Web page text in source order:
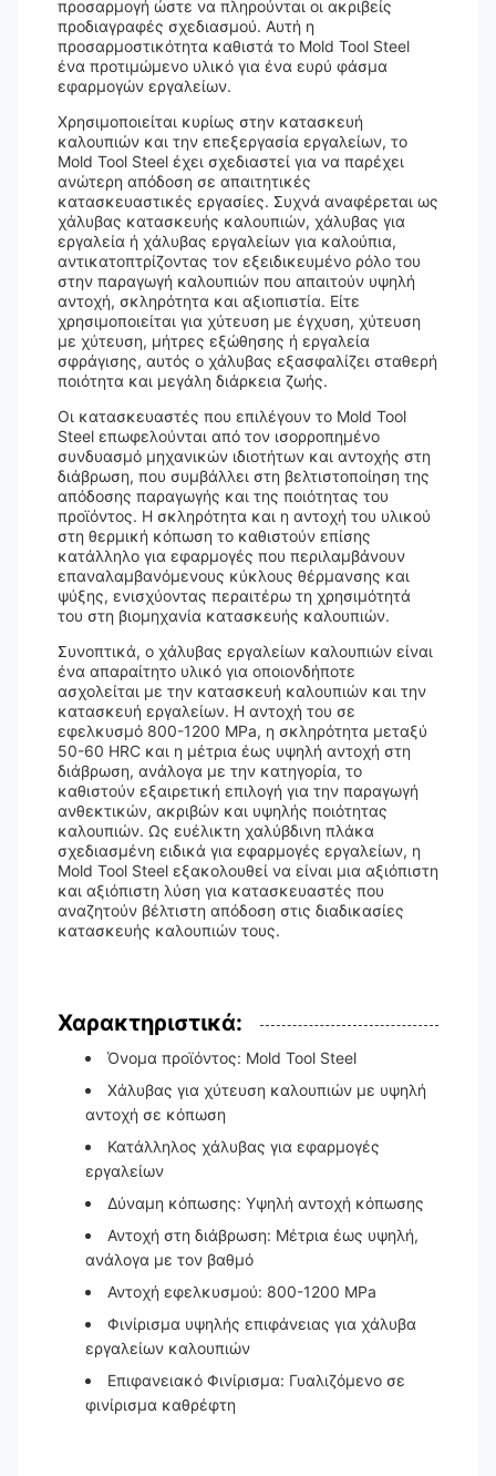
προσαρμογή ώστε να πληρούνται οι ακριβείς
προδιαγραφές σχεδιασμού. Αυτή η
προσαρμοστικότητα καθιστά το Mold Tool Steel
ένα προτιμώμενο υλικό για ένα ευρύ φάσμα
εφαρμογών εργαλείων.
Χρησιμοποιείται κυρίως στην κατασκευή
καλουπιών και την επεξεργασία εργαλείων, το
Mold Tool Steel έχει σχεδιαστεί για να παρέχει
ανώτερη απόδοση σε απαιτητικές
κατασκευαστικές εργασίες. Συχνά αναφέρεται ως
χάλυβας κατασκευής καλουπιών, χάλυβας για
εργαλεία ή χάλυβας εργαλείων για καλούπια,
αντικατοπτρίζοντας τον εξειδικευμένο ρόλο του
στην παραγωγή καλουπιών που απαιτούν υψηλή
αντοχή, σκληρότητα και αξιοπιστία. Είτε
χρησιμοποιείται για χύτευση με έγχυση, χύτευση
με χύτευση, μήτρες εξώθησης ή εργαλεία
σφράγισης, αυτός ο χάλυβας εξασφαλίζει σταθερή
ποιότητα και μεγάλη διάρκεια ζωής.
Οι κατασκευαστές που επιλέγουν το Mold Tool
Steel επωφελούνται από τον ισορροπημένο
συνδυασμό μηχανικών ιδιοτήτων και αντοχής στη
διάβρωση, που συμβάλλει στη βελτιστοποίηση της
απόδοσης παραγωγής και της ποιότητας του
προϊόντος. Η σκληρότητα και η αντοχή του υλικού
στη θερμική κόπωση το καθιστούν επίσης
κατάλληλο για εφαρμογές που περιλαμβάνουν
επαναλαμβανόμενους κύκλους θέρμανσης και
ψύξης, ενισχύοντας περαιτέρω τη χρησιμότητά
του στη βιομηχανία κατασκευής καλουπιών.
Συνοπτικά, ο χάλυβας εργαλείων καλουπιών είναι
ένα απαραίτητο υλικό για οποιονδήποτε
ασχολείται με την κατασκευή καλουπιών και την
κατασκευή εργαλείων. Η αντοχή του σε
εφελκυσμό 800-1200 MPa, η σκληρότητα μεταξύ
50-60 HRC και η μέτρια έως υψηλή αντοχή στη
διάβρωση, ανάλογα με την κατηγορία, το
καθιστούν εξαιρετική επιλογή για την παραγωγή
ανθεκτικών, ακριβών και υψηλής ποιότητας
καλουπιών. Ως ευέλικτη χαλύβδινη πλάκα
σχεδιασμένη ειδικά για εφαρμογές εργαλείων, η
Mold Tool Steel εξακολουθεί να είναι μια αξιόπιστη
και αξιόπιστη λύση για κατασκευαστές που
αναζητούν βέλτιστη απόδοση στις διαδικασίες
κατασκευής καλουπιών τους.
Χαρακτηριστικά:
Όνομα προϊόντος: Mold Tool Steel
Χάλυβας για χύτευση καλουπιών με υψηλή
αντοχή σε κόπωση
Κατάλληλος χάλυβας για εφαρμογές
εργαλείων
Δύναμη κόπωσης: Υψηλή αντοχή κόπωσης
Αντοχή στη διάβρωση: Μέτρια έως υψηλή,
ανάλογα με τον βαθμό
Αντοχή εφελκυσμού: 800-1200 MPa
Φινίρισμα υψηλής επιφάνειας για χάλυβα
εργαλείων καλουπιών
Επιφανειακό Φινίρισμα: Γυαλιζόμενο σε
φινίρισμα καθρέφτη